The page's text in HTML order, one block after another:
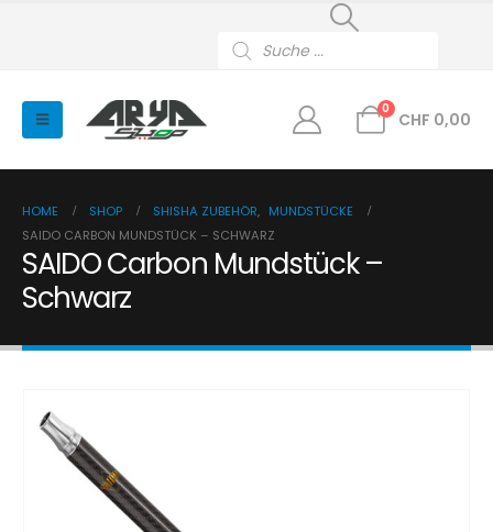
search
0
CHF 0,00
HOME SHOP SHISHA ZUBEHÖR, MUNDSTÜCKE
SAIDO CARBON MUNDSTÜCK – SCHWARZ
SAIDO Carbon Mundstück –
Schwarz